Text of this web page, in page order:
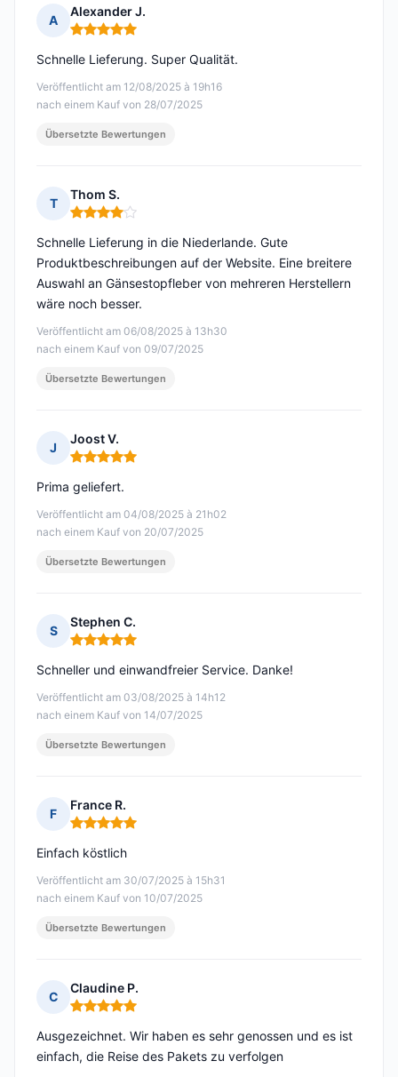
A
Alexander J.
Hinweis: 5 von 5
Veröffentlicht am 12/08/2025 à 19h16
nach einem Kauf von 28/07/2025
Schnelle Lieferung. Super Qualität.
Übersetzte Bewertungen
T
Thom S.
Hinweis: 4 von 5
Veröffentlicht am 06/08/2025 à 13h30
nach einem Kauf von 09/07/2025
Schnelle Lieferung in die Niederlande. Gute
Produktbeschreibungen auf der Website. Eine breitere
Auswahl an Gänsestopfleber von mehreren Herstellern
wäre noch besser.
Übersetzte Bewertungen
J
Joost V.
Hinweis: 5 von 5
Veröffentlicht am 04/08/2025 à 21h02
nach einem Kauf von 20/07/2025
Prima geliefert.
Übersetzte Bewertungen
S
Stephen C.
Hinweis: 5 von 5
Veröffentlicht am 03/08/2025 à 14h12
nach einem Kauf von 14/07/2025
Schneller und einwandfreier Service. Danke!
Übersetzte Bewertungen
F
France R.
Hinweis: 5 von 5
Veröffentlicht am 30/07/2025 à 15h31
nach einem Kauf von 10/07/2025
Einfach köstlich
Übersetzte Bewertungen
C
Claudine P.
Hinweis: 5 von 5
Ausgezeichnet. Wir haben es sehr genossen und es ist
einfach, die Reise des Pakets zu verfolgen